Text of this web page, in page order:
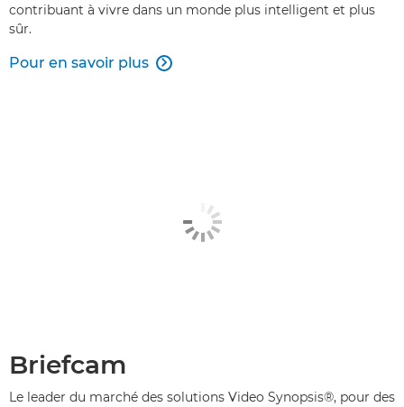
contribuant à vivre dans un monde plus intelligent et plus
sûr.
Pour en savoir plus 
Briefcam
Le leader du marché des solutions Video Synopsis®, pour des